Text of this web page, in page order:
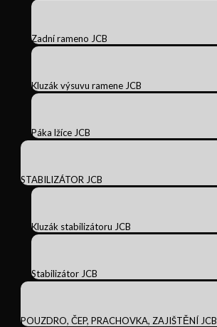
Zadní rameno JCB
Kluzák výsuvu ramene JCB
Páka lžíce JCB
STABILIZÁTOR JCB
Kluzák stabilizátoru JCB
Stabilizátor JCB
POUZDRO, ČEP, PRACHOVKA, ZAJIŠTĚNÍ JCB